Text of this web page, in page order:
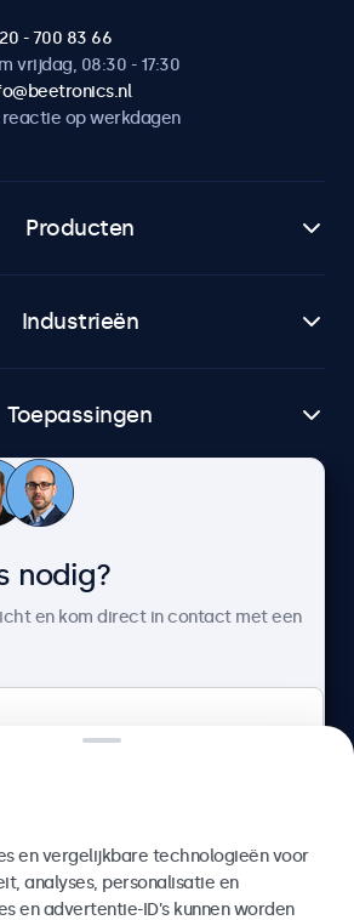
- 700 83 66
vrijdag, 08:30 - 17:30
reactie op werkdagen
Producten
Industrieën
Toepassingen
Klantenservice
4.8/5 door 5000+ bedrijven
nodig?
en kom direct in contact met een
en vergelijkbare technologieën voor
analyses, personalisatie en
en advertentie-ID’s kunnen worden